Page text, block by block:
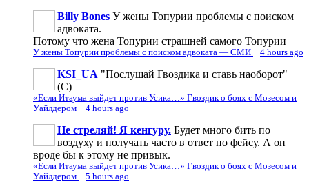
Billy Bones У жены Топурии проблемы с поиском
адвоката.
Потому что жена Топурии страшней самого Топурии
У жены Топурии проблемы с поиском адвоката — СМИ · 4 hours ago
KSI_UA "Послушай Гвоздика и ставь наоборот"
(С)
«Если Итаума выйдет против Усика…» Гвоздик о боях с Мозесом и
Уайлдером · 4 hours ago
Не стреляй! Я кенгуру. Будет много бить по
воздуху и получать часто в ответ по фейсу. А он
вроде бы к этому не привык.
«Если Итаума выйдет против Усика…» Гвоздик о боях с Мозесом и
Уайлдером · 5 hours ago